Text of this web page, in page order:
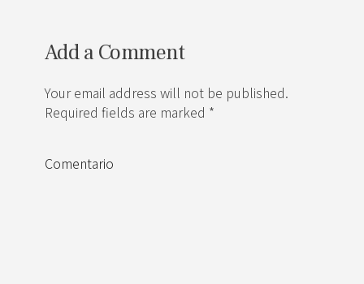
Add a Comment
Your email address will not be published.
Required fields are marked *
Comentario